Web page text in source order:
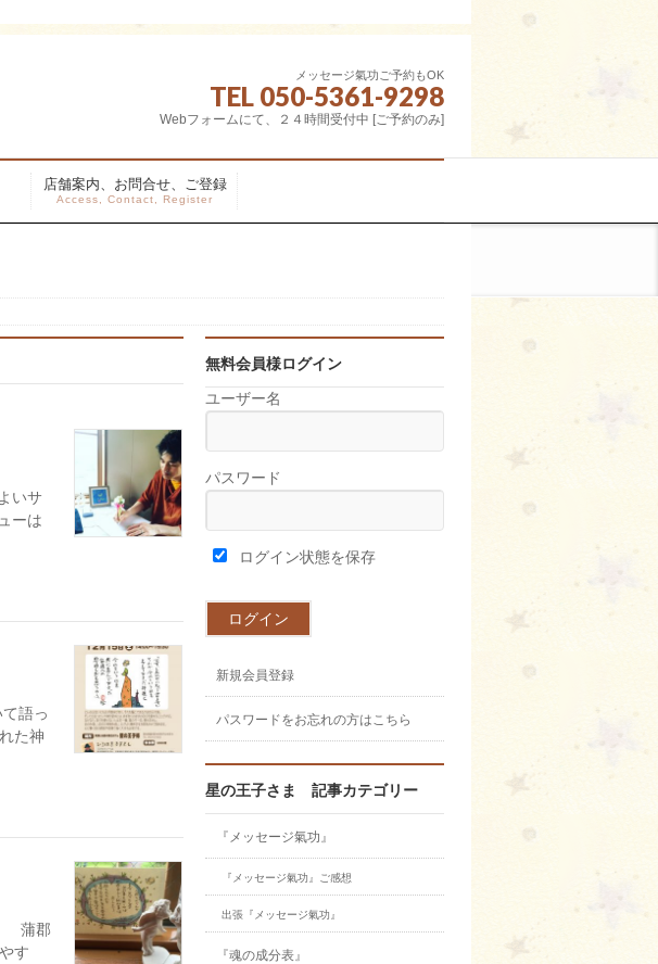
メッセージ氣功ご予約もOK
TEL 050-5361-9298
Webフォームにて、２４時間受付中 [ご予約のみ]
店舗案内、お問合せ、ご登録
Access, Contact, Register
いサ
ーは
語っ
た神
蒲郡
す
無料会員様ログイン
ユーザー名
パスワード
ログイン状態を保存
新規会員登録
パスワードをお忘れの方はこちら
星の王子さま 記事カテゴリー
『メッセージ氣功』
『メッセージ氣功』ご感想
出張『メッセージ氣功』
『魂の成分表』